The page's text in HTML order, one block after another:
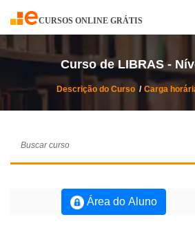
CURSOS ONLINE GRÁTIS
Curso de LIBRAS -
Descrição do Curso Carga
Área do Aluno